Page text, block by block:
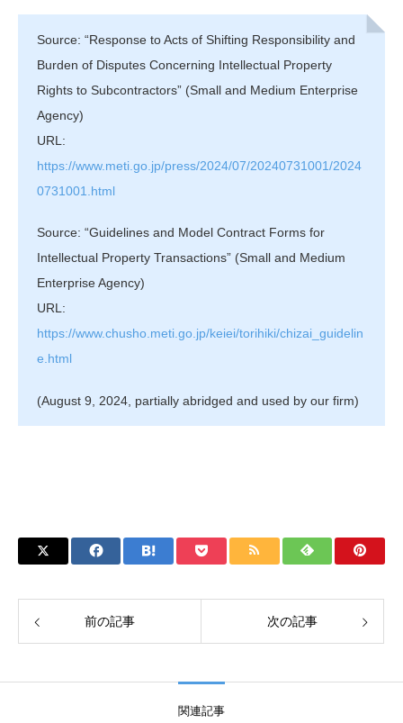
Source: “Response to Acts of Shifting Responsibility and
Burden of Disputes Concerning Intellectual Property
Rights to Subcontractors” (Small and Medium Enterprise
Agency)
URL:
https://www.meti.go.jp/press/2024/07/20240731001/2024
0731001.html
Source: “Guidelines and Model Contract Forms for
Intellectual Property Transactions” (Small and Medium
Enterprise Agency)
URL:
https://www.chusho.meti.go.jp/keiei/torihiki/chizai_guidelin
e.html
(August 9, 2024, partially abridged and used by our firm)
前の記事 次の記事
関連記事